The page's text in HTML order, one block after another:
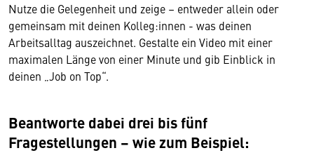
Nutze die Gelegenheit und zeige – entweder allein oder
gemeinsam mit deinen Kolleg:innen - was deinen
Arbeitsalltag auszeichnet. Gestalte ein Video mit einer
maximalen Länge von einer Minute und gib Einblick in
deinen „Job on Top“.
Beantworte dabei drei bis fünf
Fragestellungen – wie zum Beispiel: